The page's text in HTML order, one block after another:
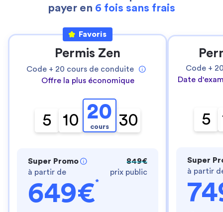
payer en 6 fois sans frais
Favoris
Permis Zen
Code + 20 cours de conduite
Offre la plus économique
5 10 20
cours 30
Super Promo
à partir de
649€*
849€
prix public
Code +
Date
5
Super
à partir